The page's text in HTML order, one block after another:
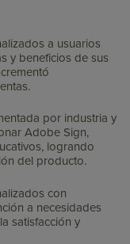
a usuarios
y beneficios de sus
por industria y
Adobe Sign,
logrando
del producto.
con
a necesidades
satisfacción y